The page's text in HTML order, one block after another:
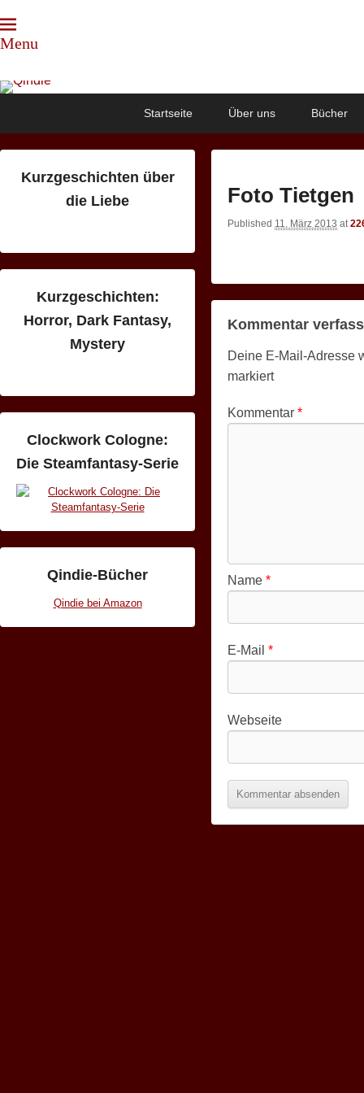
Menu
Qindie
Das Autorenkorrektiv
Startseite Über uns Bücher
Foto Tietgen
Published 11. März 2013 at
Kommentar
Deine E-Mail-Adresse
markiert
Kommentar *
Name *
E-Mail *
Webseite
Kurzgeschichten über
die Liebe
Kurzgeschichten:
Horror, Dark Fantasy,
Mystery
Clockwork Cologne:
Die Steamfantasy-Serie
Qindie-Bücher
Qindie bei Amazon